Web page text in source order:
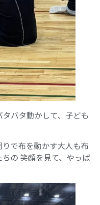
バタ動かして、子ども
で布を動かす大人も布
の 笑顔を見て、やっぱ